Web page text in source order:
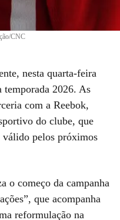
CNC
nesta quarta-feira
temporada 2026. As
com a Reebok,
do clube, que
pelos próximos
o começo da campanha
que acompanha
reformulação na
para
Nova
camisa
reserva
para
a
Nova
camisa
titular